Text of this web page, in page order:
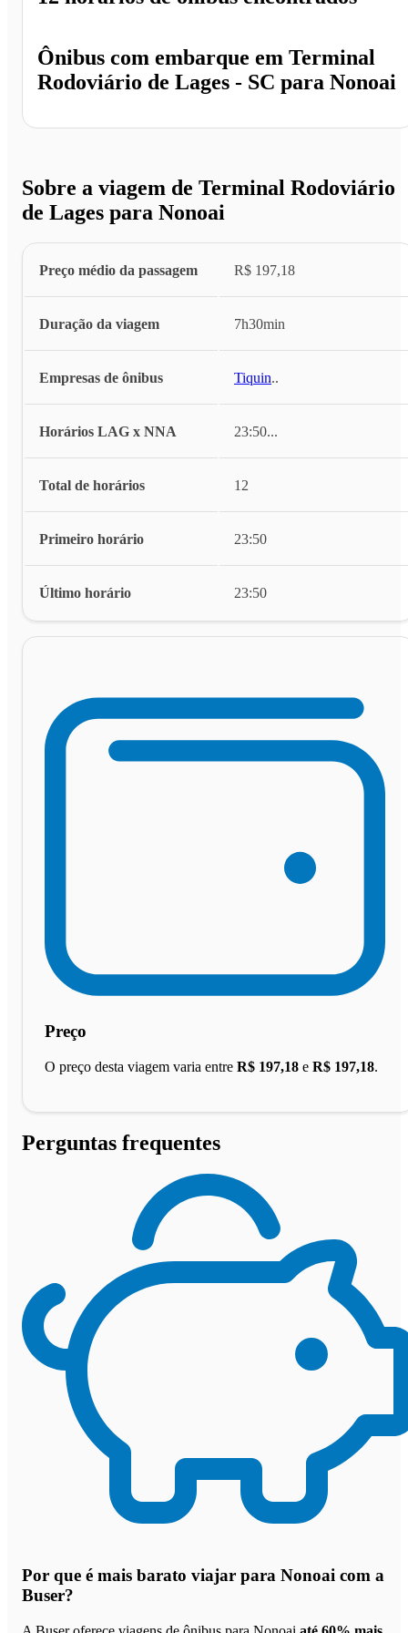
Ônibus com embarque em Terminal
Rodoviário de Lages - SC para Nonoai
Sobre a viagem de Terminal Rodoviário
de Lages para Nonoai
Preço médio da passagem R$ 197,18
Duração da viagem 7h30min
Empresas de ônibus Tiquin...
Horários LAG x NNA 23:50...
Total de horários 12
Primeiro horário 23:50
Último horário 23:50
Preço
O preço desta viagem varia entre R$ 197,18 e R$ 197,18.
Perguntas frequentes
Por que é mais barato viajar para Nonoai com a
Buser?